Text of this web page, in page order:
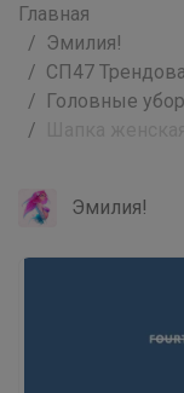
Главная
Эмилия!
СП47
Головные
Эмилия!
Легкий,
минут
вечером.